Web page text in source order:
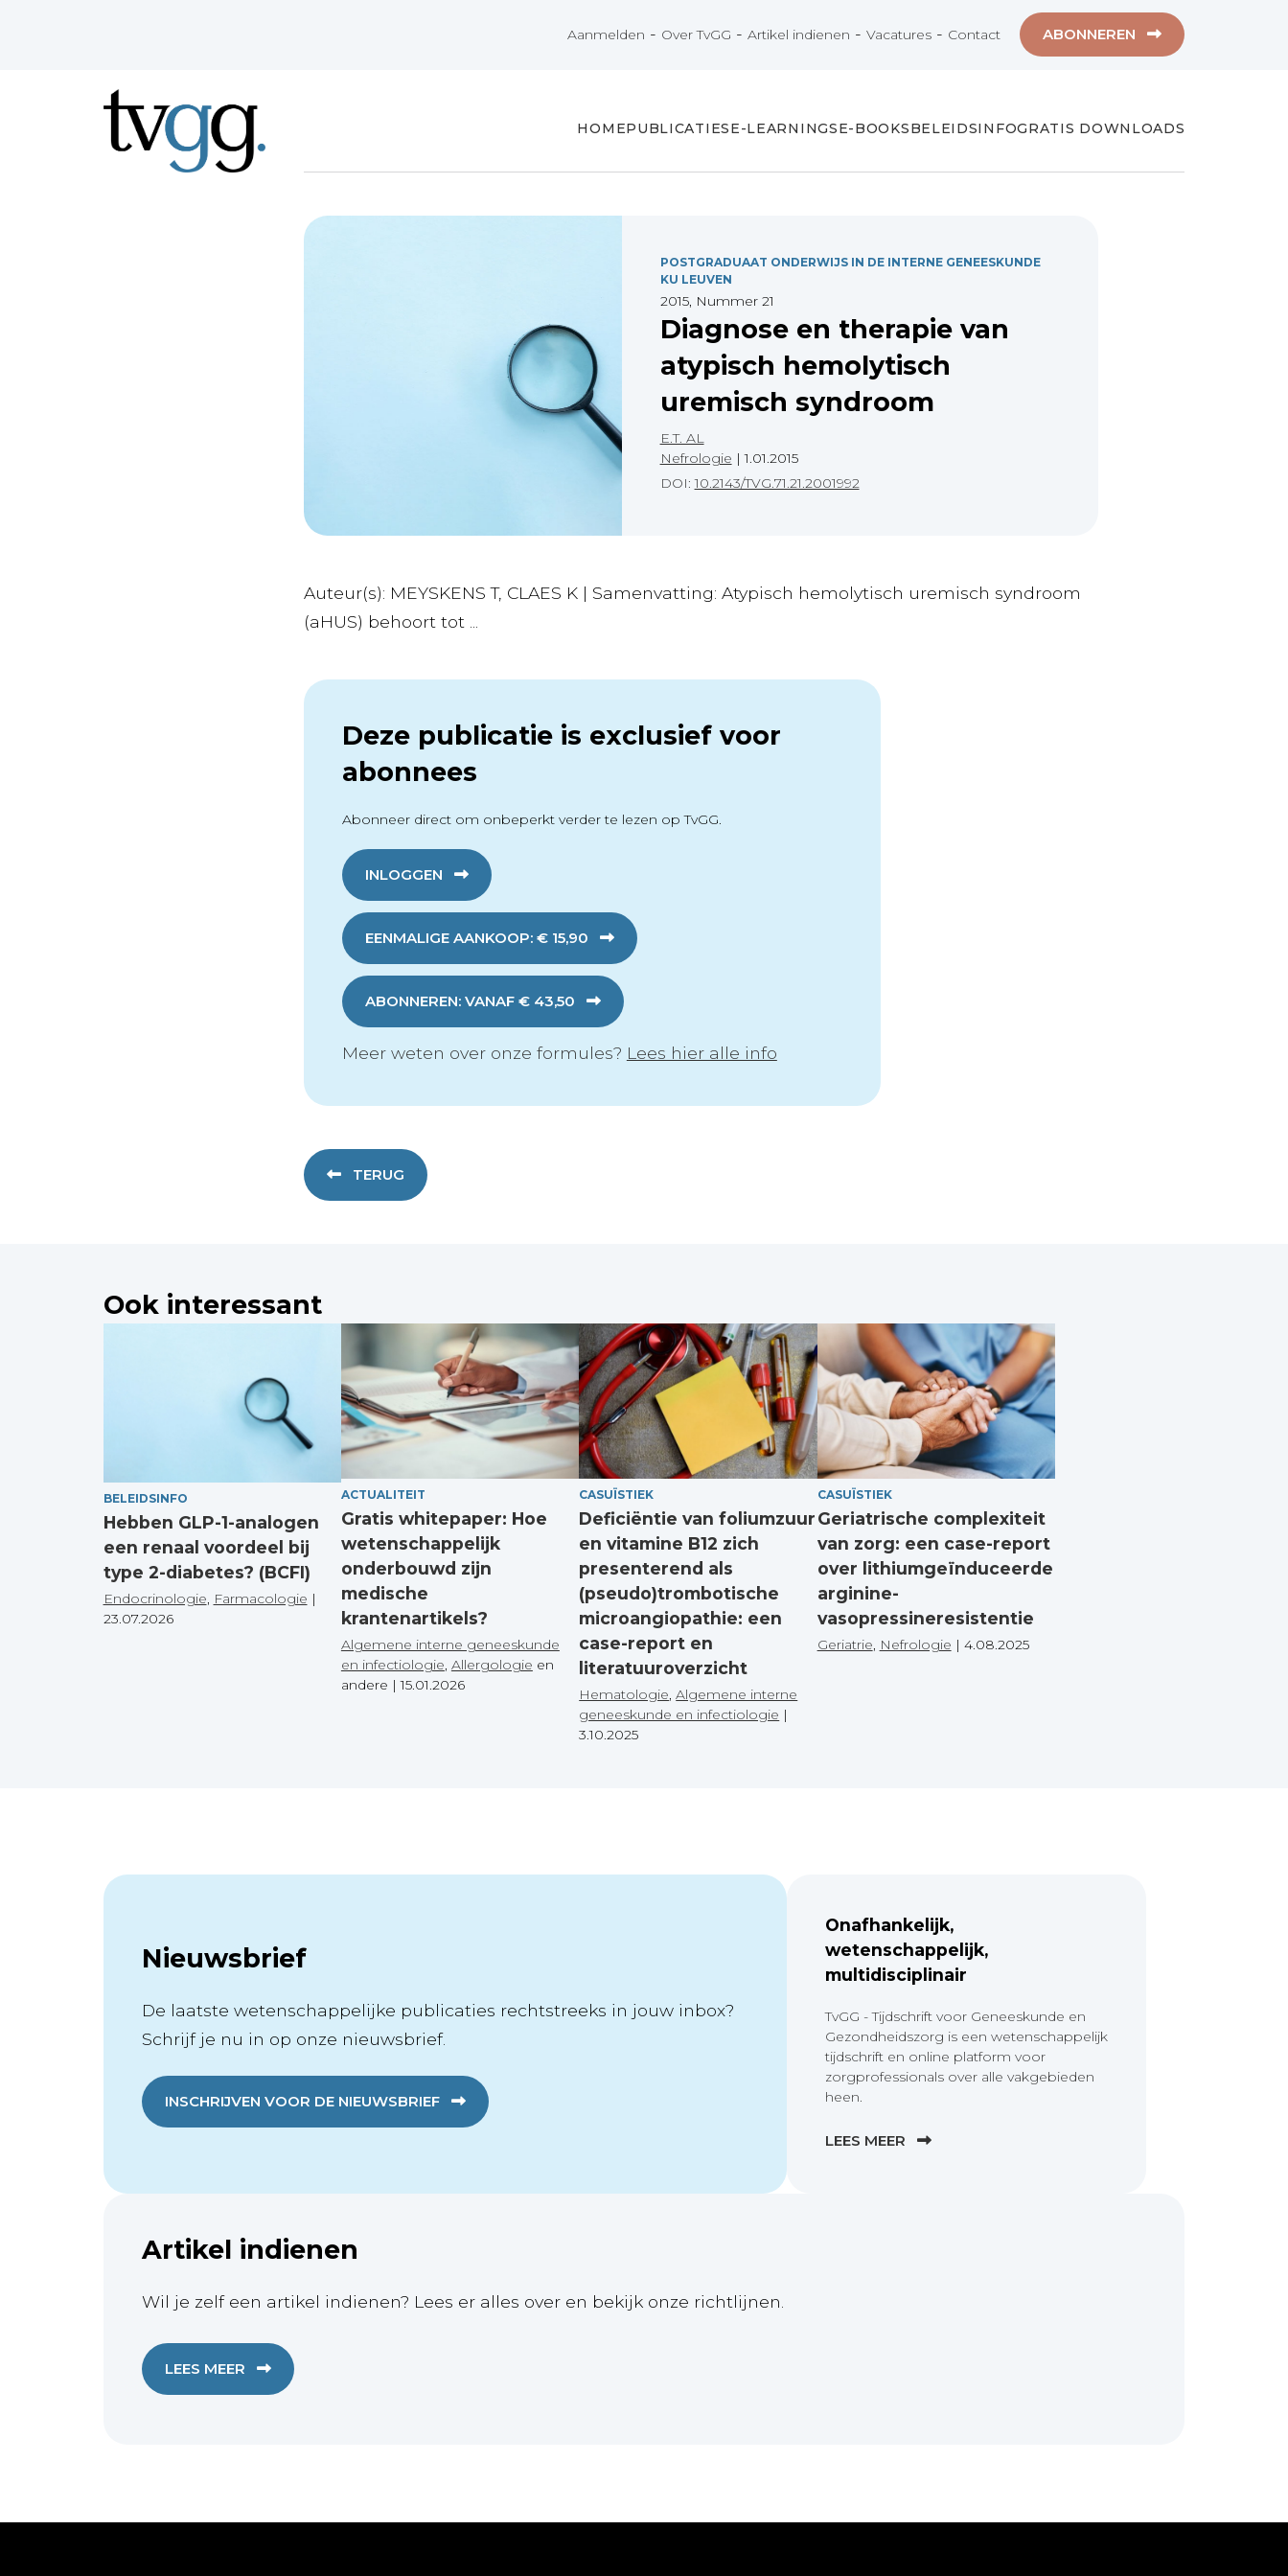
Aanmelden - Over TvGG -Artikel indienen -Vacatures - Contact ABONNEREN
HOMEPUBLICATIESE-LEARNINGSE-BOOKSBELEIDSINFOGRATIS DOWNLOADS
POSTGRADUAAT ONDERWIJS IN DE INTERNE GENEESKUNDE
KU LEUVEN
2015, Nummer 21
Diagnose en therapie van
atypisch hemolytisch
uremisch syndroom
E.T. AL
Nefrologie |1.01.2015
DOI:10.2143/TVG.71.21.2001992
Auteur(s): MEYSKENS T, CLAES K | Samenvatting: Atypisch hemolytisch uremisch syndroom
(aHUS) behoort tot ...
Deze publicatie is exclusief voor
abonnees
Abonneer direct om onbeperkt verder te lezen op TvGG.
INLOGGEN
EENMALIGE AANKOOP: € 15,90
ABONNEREN: VANAF € 43,50
Meer weten over onze formules? Lees hier alle info
TERUG
Ook interessant
BELEIDSINFO
Hebben GLP-1-analogen
een renaal voordeel bij
type 2-diabetes? (BCFI)
Endocrinologie, Farmacologie |
23.07.2026
ACTUALITEIT
Gratis whitepaper: Hoe
wetenschappelijk
onderbouwd zijn
medische
krantenartikels?
Algemene interne geneeskunde
en infectiologie Allergologie en
andere |15.01.2026
CASUÏSTIEK
Deficiëntie van foliumzuur
en vitamine B12 zich
presenterend als
(pseudo)trombotische
microangiopathie: een
case-report en
literatuuroverzicht
Hematologie ,Algemene interne
geneeskunde en infectiologie |
3.10.2025
CASUÏSTIEK
Geriatrische complexiteit
van zorg: een case-report
over lithiumgeïnduceerde
arginine-
vasopressineresistentie
Geriatrie Nefrologie | 4.08.2025
Nieuwsbrief
De laatste wetenschappelijke publicaties rechtstreeks in jouw inbox?
Schrijf je nu in op onze nieuwsbrief.
INSCHRIJVEN VOOR DE NIEUWSBRIEF
Onafhankelijk,
wetenschappelijk,
multidisciplinair
TvGG - Tijdschrift voor Geneeskunde en
Gezondheidszorg is een wetenschappelijk
tijdschrift en online platform voor
zorgprofessionals over alle vakgebieden
heen.
LEES MEER
Artikel indienen
Wil je zelf een artikel indienen? Lees er alles over en bekijk onze richtlijnen.
LEES MEER